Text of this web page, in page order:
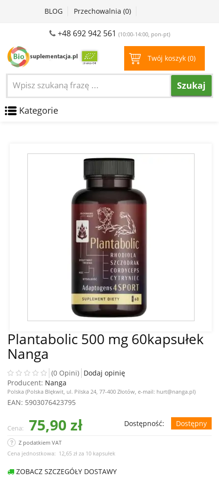
BLOG Przechowalnia (0)
+48 692 942 561 (10:00-14:00, pon-pt)
Twój koszyk (0)
Szukaj
Kategorie
Plantabolic 500 mg 60kapsułek
Nanga
(0 Opini) Dodaj opinię
Producent: Nanga
Polska (Polska Blękwit, ul. Pilska 24, 77-400 Złotów, e-mail: hurt@nanga.pl)
EAN: 5903076423795
Cena: 75,90 zł Dostępność: Dostępny
Z podatkiem VAT
Cena jednostkowa: 12,65 zł za 10 kapsułek
ZOBACZ SZCZEGÓŁY DOSTAWY